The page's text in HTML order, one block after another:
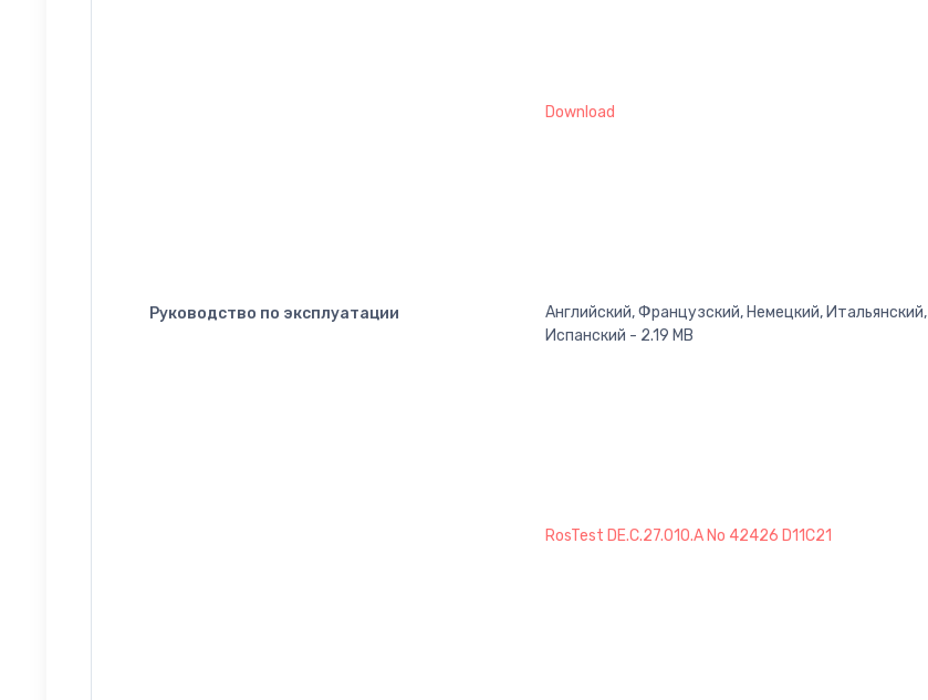
Руководство по эксплуатации
Download
Английский, Французский, Немецкий, Итальянский,
Испанский - 2.19 MB
RosTest DE.C.27.010.A No 42426 D11C21